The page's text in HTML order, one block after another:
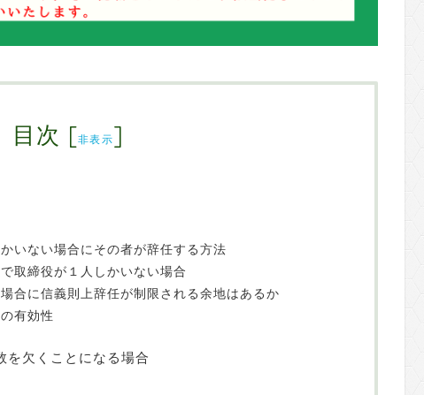
目次 [非表示]
いない場合にその者が辞任する方法
取締役が１人しかいない場合
合に信義則上辞任が制限される余地はあるか
有効性
を欠くことになる場合